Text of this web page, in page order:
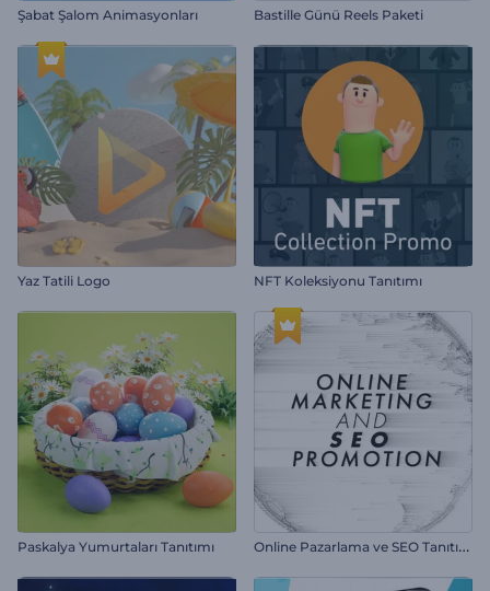
Şabat Şalom Animasyonları Bastille Günü Reels Paketi
Yaz Tatili Logo NFT Koleksiyonu Tanıtımı
Paskalya Yumurtaları Tanıtımı O
nline Pazarlama ve SEO Tanıtımı